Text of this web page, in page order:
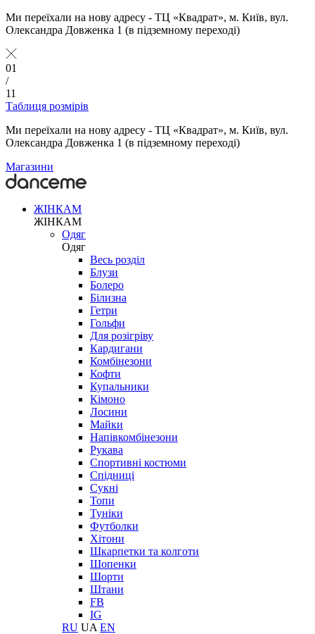
Ми переїхали на нову адресу - ТЦ «Квадрат», м. Київ, вул.
Олександра Довженка 1 (в підземному переході)
01
/
11
Таблиця розмірів
Ми переїхали на нову адресу - ТЦ «Квадрат», м. Київ, вул.
Олександра Довженка 1 (в підземному переході)
Магазини
ЖІНКАМ
ЖІНКАМ
Одяг
Одяг
Весь розділ
Блузи
Болеро
Білизна
Гетри
Гольфи
Для розігріву
Кардигани
Комбінезони
Кофти
Купальники
Кімоно
Лосини
Майки
Напівкомбінезони
Рукава
Спортивні костюми
Спідниці
Сукні
Топи
Туніки
Футболки
Хітони
Шкарпетки та колготи
Шопенки
Шорти
Штани
FB
IG
RU UA EN